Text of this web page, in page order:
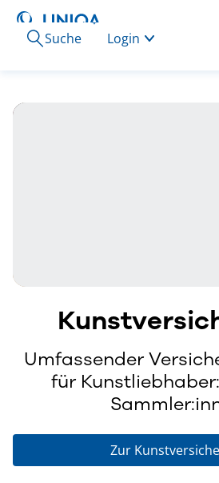
Suche Login
Umfassender
für
Zur